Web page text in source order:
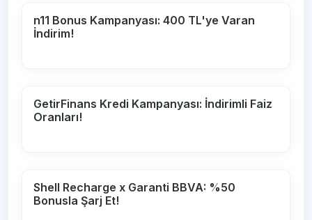
n11 Bonus Kampanyası: 400 TL'ye Varan
İndirim!
GetirFinans Kredi Kampanyası: İndirimli Faiz
Oranları!
Shell Recharge x Garanti BBVA: %50
Bonusla Şarj Et!